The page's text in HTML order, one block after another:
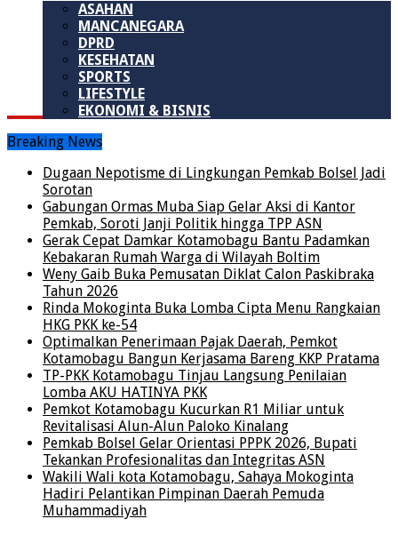
ASAHAN
MANCANEGARA
DPRD
KESEHATAN
SPORTS
LIFESTYLE
EKONOMI & BISNIS
Breaking News
Dugaan Nepotisme di Lingkungan Pemkab Bolsel Jadi
Sorotan
Gabungan Ormas Muba Siap Gelar Aksi di Kantor
Pemkab, Soroti Janji Politik hingga TPP ASN
Gerak Cepat Damkar Kotamobagu Bantu Padamkan
Kebakaran Rumah Warga di Wilayah Boltim
Weny Gaib Buka Pemusatan Diklat Calon Paskibraka
Tahun 2026
Rinda Mokoginta Buka Lomba Cipta Menu Rangkaian
HKG PKK ke-54
Optimalkan Penerimaan Pajak Daerah, Pemkot
Kotamobagu Bangun Kerjasama Bareng KKP Pratama
TP-PKK Kotamobagu Tinjau Langsung Penilaian
Lomba AKU HATINYA PKK
Pemkot Kotamobagu Kucurkan R1 Miliar untuk
Revitalisasi Alun-Alun Paloko Kinalang
Pemkab Bolsel Gelar Orientasi PPPK 2026, Bupati
Tekankan Profesionalitas dan Integritas ASN
Wakili Wali kota Kotamobagu, Sahaya Mokoginta
Hadiri Pelantikan Pimpinan Daerah Pemuda
Muhammadiyah